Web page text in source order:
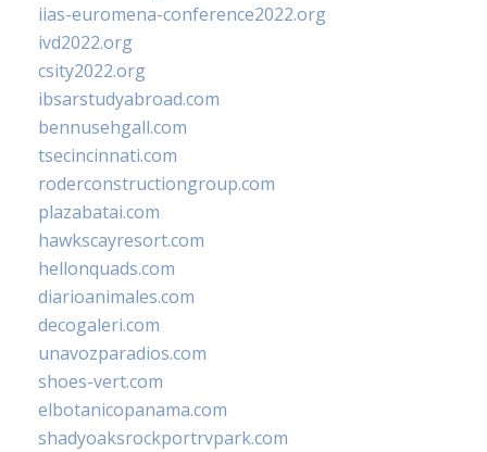
iias-euromena-conference2022.org
ivd2022.org
csity2022.org
ibsarstudyabroad.com
bennusehgall.com
tsecincinnati.com
roderconstructiongroup.com
plazabatai.com
hawkscayresort.com
hellonquads.com
diarioanimales.com
decogaleri.com
unavozparadios.com
shoes-vert.com
elbotanicopanama.com
shadyoaksrockportrvpark.com